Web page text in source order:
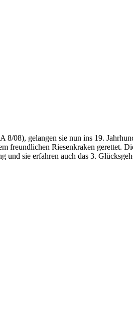
08), gelangen sie nun ins 19.
freundlichen Riesenkraken gerettet.
und sie erfahren auch das 3.